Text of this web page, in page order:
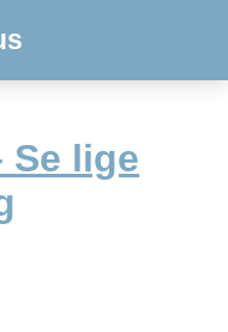
Se lige